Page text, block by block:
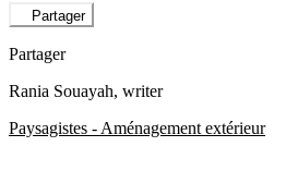
Partager
Partager
Rania Souayah, writer
Paysagistes - Aménagement extérieur